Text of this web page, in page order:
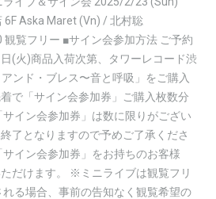
6F Aska Maret (Vn) / 北村聡
覧フリー ■サイン会参加方法 ご予約
(火)商品入荷次第、タワーレコード渋
ンド・ブレス〜音と呼吸」をご購入
で「サイン会参加券」ご購入枚数分
イン会参加券」は数に限りがござい
了となりますので予めご了承くださ
イン会参加券」をお持ちのお客様
だけます。 ※ミニライブは観覧フリ
る場合、事前の告知なく観覧希望の